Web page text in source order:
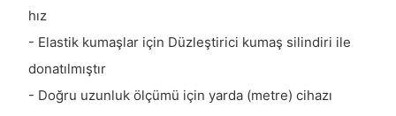
hız
- Elastik kumaşlar için Düzleştirici kumaş silindiri ile
donatılmıştır
- Doğru uzunluk ölçümü için yarda (metre) cihazı